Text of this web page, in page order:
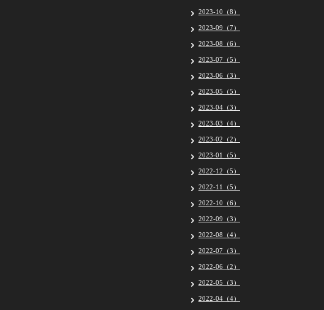
2023-10（8）
2023-09（7）
2023-08（6）
2023-07（5）
2023-06（3）
2023-05（5）
2023-04（3）
2023-03（4）
2023-02（2）
2023-01（5）
2022-12（5）
2022-11（5）
2022-10（6）
2022-09（3）
2022-08（4）
2022-07（3）
2022-06（2）
2022-05（3）
2022-04（4）